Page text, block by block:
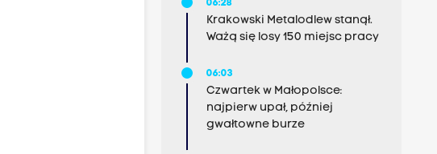
06:28
Krakowski Metalodlew stanął.
Ważą się losy 150 miejsc pracy
06:03
Czwartek w Małopolsce:
najpierw upał, później
gwałtowne burze